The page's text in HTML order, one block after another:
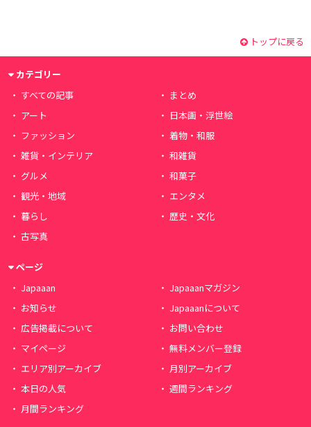
トップに戻る
カテゴリー
すべての記事
まとめ
アート
日本画・浮世絵
ファッション
着物・和服
雑貨・インテリア
和雑貨
グルメ
和菓子
観光・地域
エンタメ
暮らし
歴史・文化
古写真
ページ
Japaaan
Japaaanマガジン
お知らせ
Japaaanについて
広告掲載について
お問い合わせ
マイページ
無料メンバー登録
エリア別アーカイブ
月別アーカイブ
本日の人気
週間ランキング
月間ランキング